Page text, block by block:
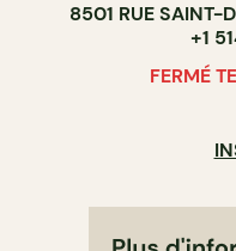
8501 RUE SAINT-
+1
FERMÉ